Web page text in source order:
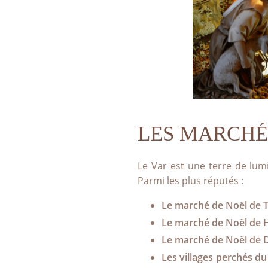
LES
Le Var est une terre de
Parmi les plus réputés :
Le marché de Noël de
Le marché de Noël de
Le marché de Noël de
Les villages perchés